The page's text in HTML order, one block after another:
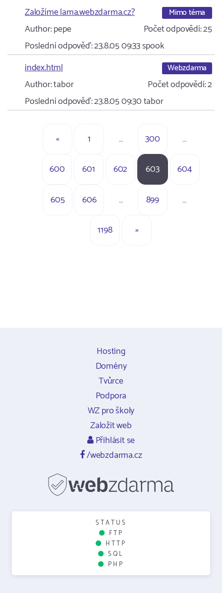
Založíme lama.webzdarma.cz?
Mimo téma
Author:pepe Počet odpovědí:25
Poslední odpověď:23.8.05 09:33spook
index.html
Webzdarma
Author:tabor Počet odpovědí:2
Poslední odpověď:23.8.05 09:30tabor
« 1 … 300 …
600 601 602 603 604
605 606 … 899 …
1198 »
Hosting
Domény
Tvůrce
Podpora
WZ pro školy
Založit web
Přihlásit se
/webzdarma.cz
STATUS
FTP
HTTP
SQL
PHP